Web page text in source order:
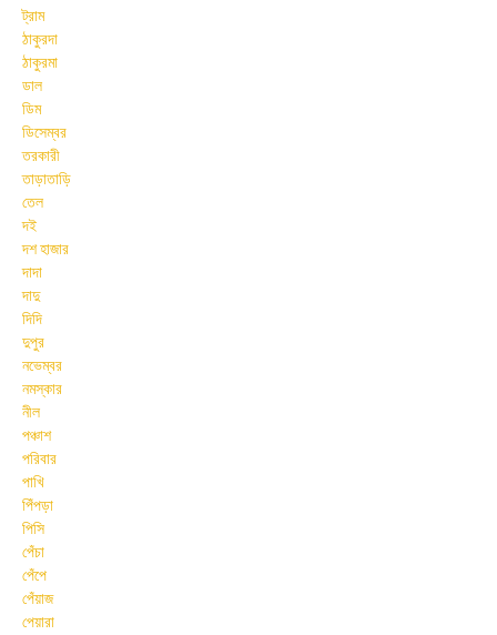
ট্রাম
ঠাকুরদা
ঠাকুরমা
ডাল
ডিম
ডিসেম্বর
তরকারী
তাড়াতাড়ি
তেল
দই
দশ হাজার
দাদা
দাদু
দিদি
দুপুর
নভেম্বর
নমস্কার
নীল
পঞ্চাশ
পরিবার
পাখি
পিঁপড়া
পিসি
পেঁচা
পেঁপে
পেঁয়াজ
পেয়ারা